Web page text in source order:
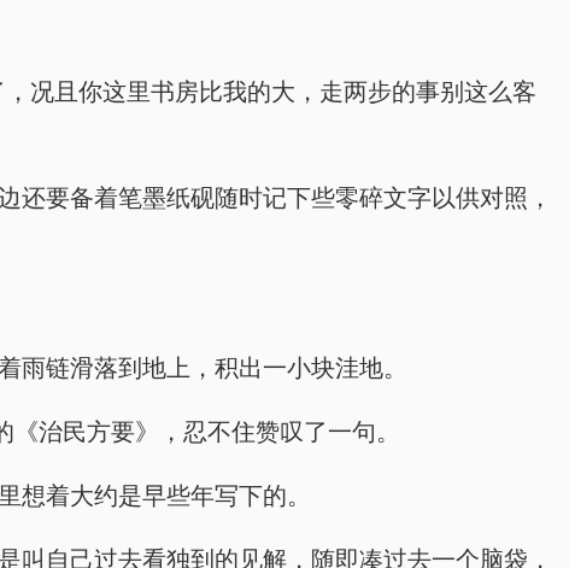
况且你这里书房比我的大，走两步的事别这么客
要备着笔墨纸砚随时记下些零碎文字以供对照，
链滑落到地上，积出一小块洼地。
治民方要》，忍不住赞叹了一句。
想着大约是早些年写下的。
自己过去看独到的见解，随即凑过去一个脑袋，